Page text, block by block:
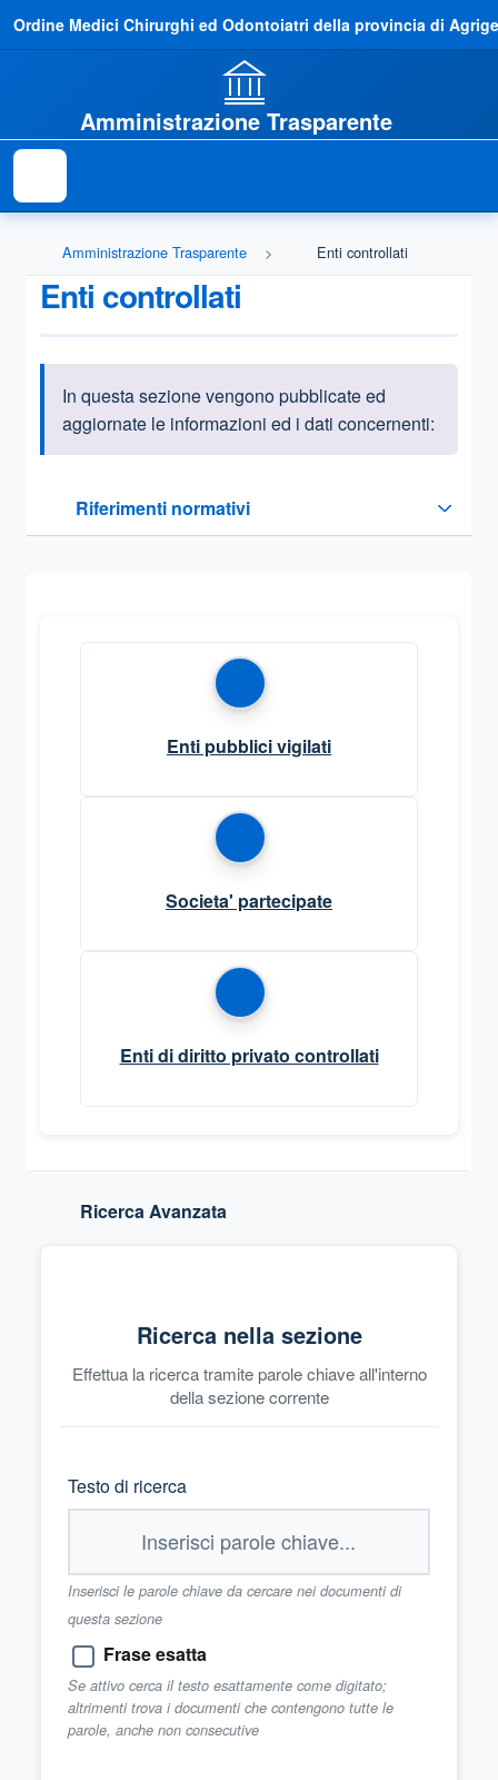
Ordine Medici Chirurghi ed Odontoiatri della provincia di
Amministrazione Trasparente
Amministrazione Trasparente Enti controllati
Enti controllati
Informazioni introduttive
In questa sezione vengono pubblicate ed
aggiornate le informazioni ed i dati concernenti:
Riferimenti normativi
Sezione compressa
Enti pubblici vigilati
Societa' partecipate
Enti di diritto privato controllati
Ricerca Avanzata
Ricerca nella sezione
Effettua la ricerca tramite parole chiave all'interno
della sezione corrente
Testo di ricerca
Inserisci le parole chiave da cercare nei documenti di
questa sezione
Frase esatta
Se attivo cerca il testo esattamente come digitato;
altrimenti trova i documenti che contengono tutte le
parole, anche non consecutive